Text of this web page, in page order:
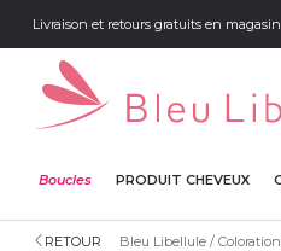
Livraison et retours gratuits en magasin
Boucles PRODUIT CHEVEUX
RETOUR Bleu Libellule